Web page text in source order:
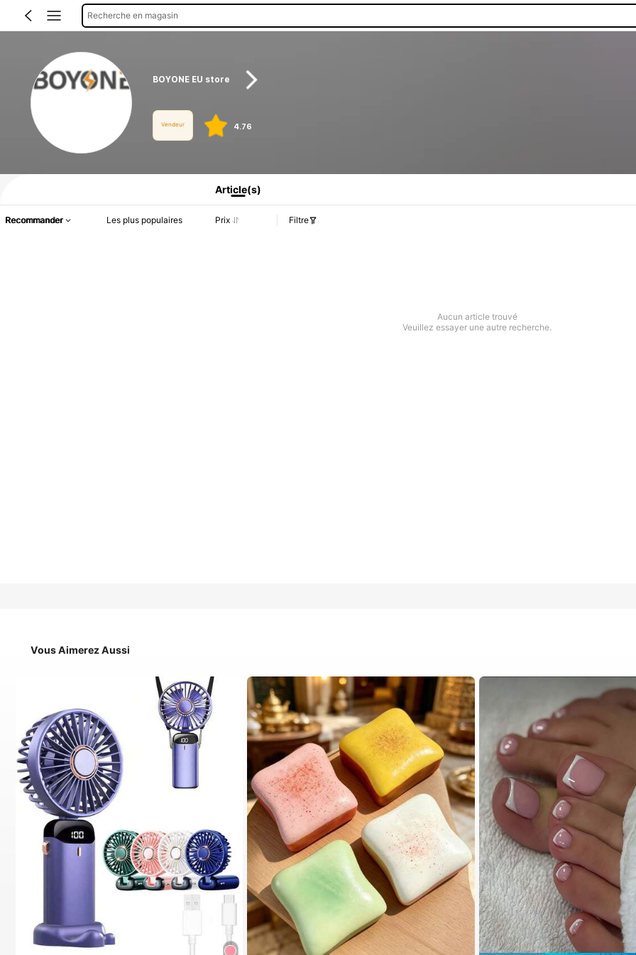
Recherche en magasin
BOYONE EU store
Vendeur 4.76
Informations produit : Divulgation des prix, détails sur les ventes et le stock.
Article(s)
Recommander Les plus populaires Prix Filtre
Aucun article trouvé
Veuillez essayer une autre recherche.
Vous Aimerez Aussi